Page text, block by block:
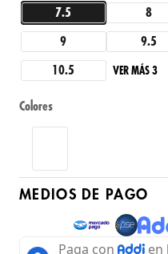
7.5 8
9 9.5
10.5 VER MÁS 3
Colores
MEDIOS DE PAGO